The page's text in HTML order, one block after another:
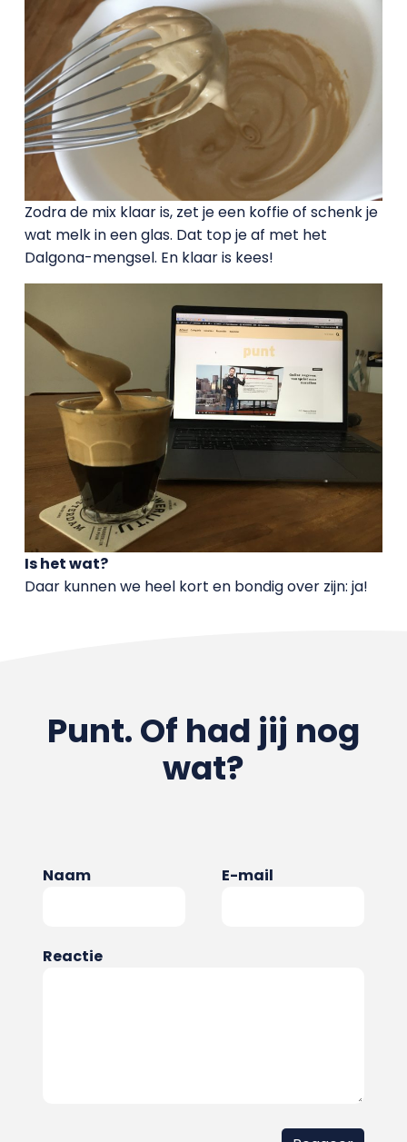
Zodra de mix klaar is, zet je een koffie of schenk je
wat melk in een glas. Dat top je af met het
Dalgona-mengsel. En klaar is kees!
Is het wat?
Daar kunnen we heel kort en bondig over zijn: ja!
Punt. Of had jij nog
wat?
Naam E-mail
Reactie